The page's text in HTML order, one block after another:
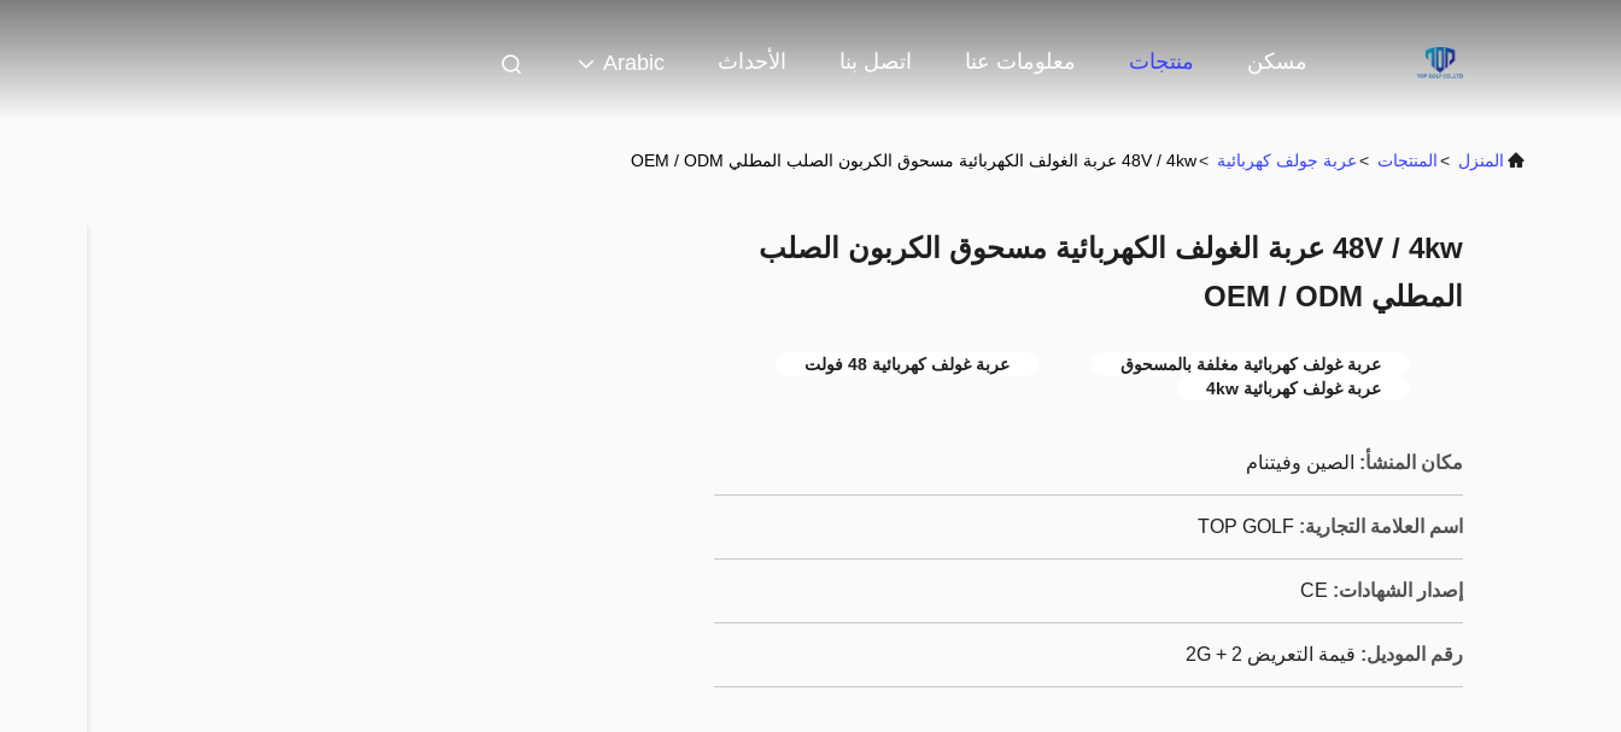
مسكن منتجات معلومات عنا اتصل بنا الأحداث Arabic
المنزل >المنتجات >عربة جولف كهربائية >48V / 4kw عربة الغولف الكهربائية مسحوق الكربون الصلب المطلي OEM / ODM
48V / 4kw عربة الغولف الكهربائية مسحوق الكربون الصلب
المطلي OEM / ODM
عربة غولف كهربائية مغلفة بالمسحوق
عربة غولف كهربائية 48 فولت
عربة غولف كهربائية 4kw
مكان المنشأ: الصين وفيتنام
اسم العلامة التجارية: TOP GOLF
إصدار الشهادات: CE
رقم الموديل: قيمة التعريض 2 + 2G